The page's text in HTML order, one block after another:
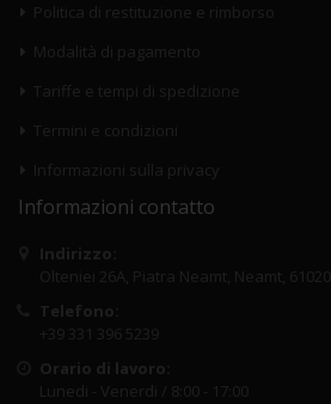
Politica di restituzione e rimborso
Modalità di pagamento
Tariffe e tempi di spedizione
Termini e condizioni
Informazioni sulla privacy
Informazioni contatto
Indirizzo:
Olteniei 26A, Piatra Neamt, Neamt,
Telefono:
+39 331 396 5239
Orario di lavoro:
Lunedi - Venerdi / 8:00 - 17:00